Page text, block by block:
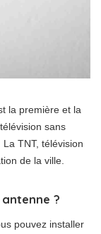
la première et la
sans
TNT, télévision
de la ville.
?
pouvez installer